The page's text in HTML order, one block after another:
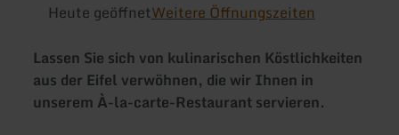
Heute geöffnetWeitere Öffnungszeiten
Lassen Sie sich von kulinarischen Köstlichkeiten
aus der Eifel verwöhnen, die wir Ihnen in
unserem À-la-carte-Restaurant servieren.